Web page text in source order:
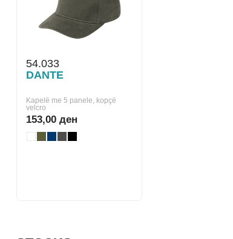
54.033
DANTE
Kapelë me 5 panele, kopçë
velcro
153,00 ден